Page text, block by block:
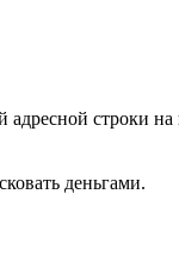
строки
деньгами.